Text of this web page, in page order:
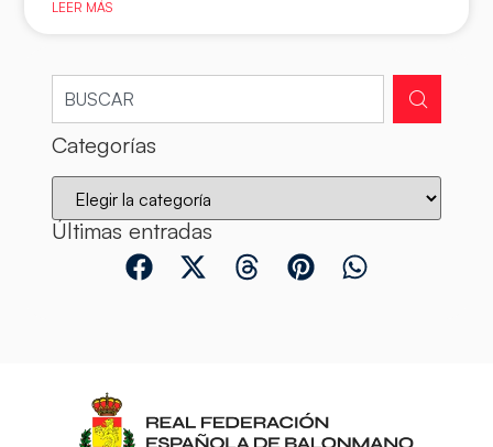
LEER MÁS
Categorías
Últimas entradas